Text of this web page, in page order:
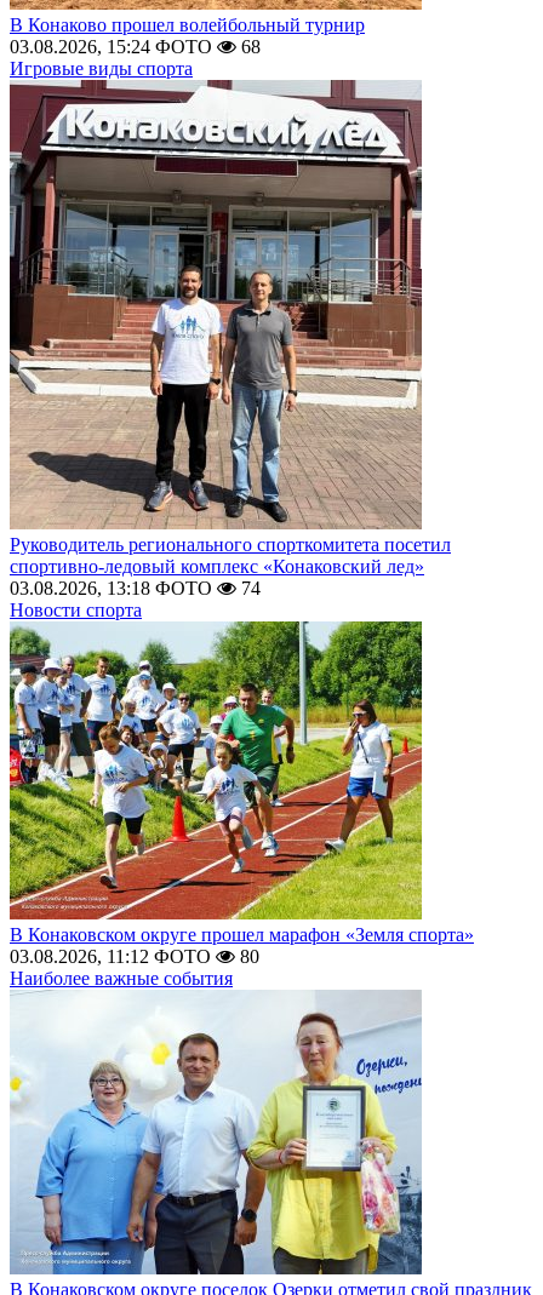
В Конаково прошел волейбольный турнир
03.08.2026, 15:24 ФОТО
68
Игровые виды спорта
Руководитель регионального спорткомитета посетил
спортивно-ледовый комплекс «Конаковский лед»
03.08.2026, 13:18 ФОТО
74
Новости спорта
В Конаковском округе прошел марафон «Земля спорта»
03.08.2026, 11:12 ФОТО
80
Наиболее важные события
В Конаковском округе поселок Озерки отметил свой праздник